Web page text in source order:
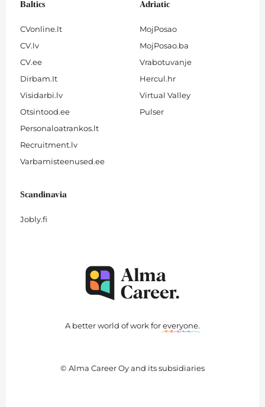
Baltics
CVonline.lt
CV.lv
CV.ee
Dirbam.It
Visidarbi.lv
Otsintood.ee
Personaloatrankos.lt
Recruitment.lv
Varbamisteenused.ee
Adriatic
MojPosao
MojPosao.ba
Vrabotuvanje
Hercul.hr
Virtual Valley
Pulser
Scandinavia
Jobly.fi
A better world of work foreveryone.
© Alma Career Oy and its subsidiaries